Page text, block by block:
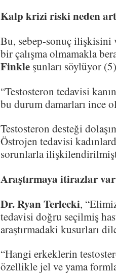
Kalp krizi riski neden
Bu, sebep-sonuç ilişkisini
bir çalışma olmamakla
Finkle şunları söylüyor
“Testosteron tedavisi
bu durum damarları ince
Testosteron desteği
Östrojen tedavisi
sorunlarla
Araştırmaya itirazlar var
Dr. Ryan Terlecki,
tedavisi doğru seçilmiş
araştırmadaki kusurları
“Hangi erkeklerin
özellikle jel ve yama